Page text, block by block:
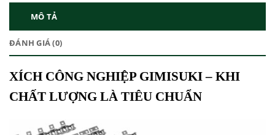
MÔ TẢ
ĐÁNH GIÁ (0)
XÍCH CÔNG NGHIỆP GIMISUKI – KHI
CHẤT LƯỢNG LÀ TIÊU CHUẨN